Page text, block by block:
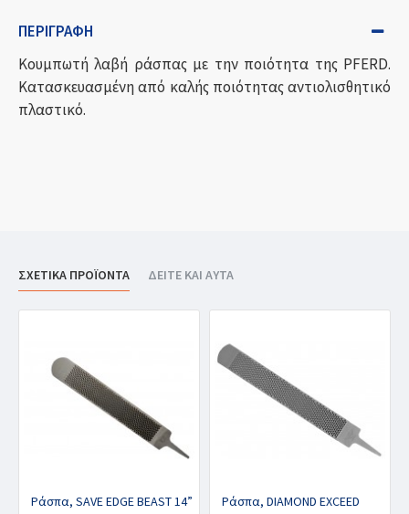
ΠΕΡΙΓΡΑΦΉ
Κουμπωτή λαβή ράσπας με την ποιότητα της PFERD.
Κατασκευασμένη από καλής ποιότητας αντιολισθητικό
πλαστικό.
ΣΧΕΤΙΚΑ ΠΡΟΪΟΝΤΑ ΔΕΙΤΕ ΚΑΙ ΑΥΤΑ
Ράσπα, SAVE EDGE BEAST 14” Ράσπα, DIAMOND EXCEED